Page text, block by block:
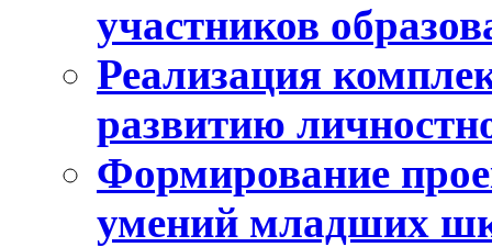
участников
Реализация
развитию
Формирование
умений младших